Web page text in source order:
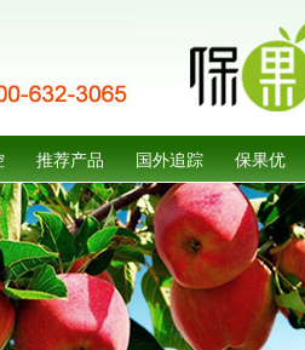
推荐产品 国外追踪 保果优